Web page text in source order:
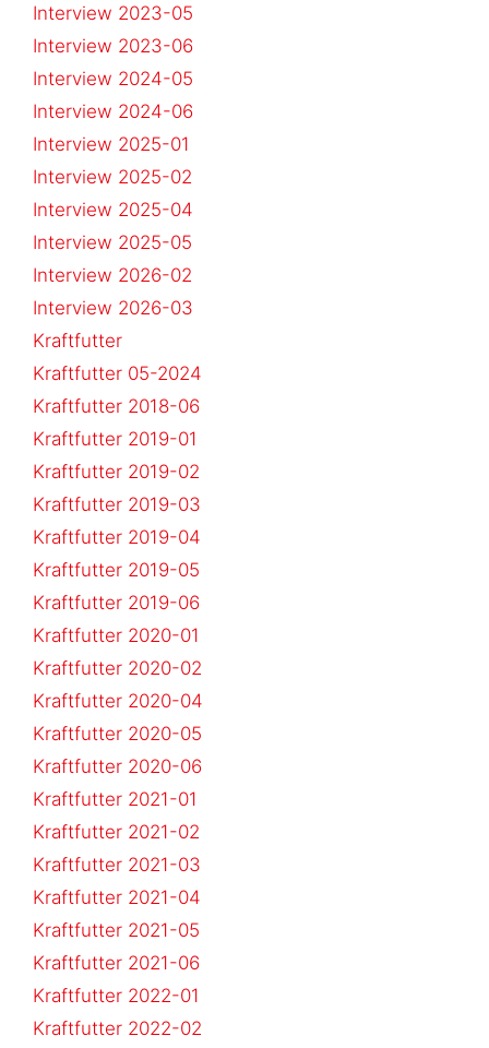
Interview 2023-05
Interview 2023-06
Interview 2024-05
Interview 2024-06
Interview 2025-01
Interview 2025-02
Interview 2025-04
Interview 2025-05
Interview 2026-02
Interview 2026-03
Kraftfutter
Kraftfutter 05-2024
Kraftfutter 2018-06
Kraftfutter 2019-01
Kraftfutter 2019-02
Kraftfutter 2019-03
Kraftfutter 2019-04
Kraftfutter 2019-05
Kraftfutter 2019-06
Kraftfutter 2020-01
Kraftfutter 2020-02
Kraftfutter 2020-04
Kraftfutter 2020-05
Kraftfutter 2020-06
Kraftfutter 2021-01
Kraftfutter 2021-02
Kraftfutter 2021-03
Kraftfutter 2021-04
Kraftfutter 2021-05
Kraftfutter 2021-06
Kraftfutter 2022-01
Kraftfutter 2022-02